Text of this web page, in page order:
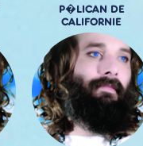
P�LICAN DE
CALIFORNIE